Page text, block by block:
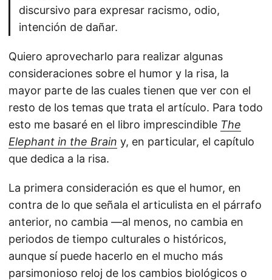
discursivo para expresar racismo, odio,
intención de dañar.
Quiero aprovecharlo para realizar algunas
consideraciones sobre el humor y la risa, la
mayor parte de las cuales tienen que ver con el
resto de los temas que trata el artículo. Para todo
esto me basaré en el libro imprescindible The
Elephant in the Brain y, en particular, el capítulo
que dedica a la risa.
La primera consideración es que el humor, en
contra de lo que señala el articulista en el párrafo
anterior, no cambia —al menos, no cambia en
periodos de tiempo culturales o históricos,
aunque sí puede hacerlo en el mucho más
parsimonioso reloj de los cambios biológicos o